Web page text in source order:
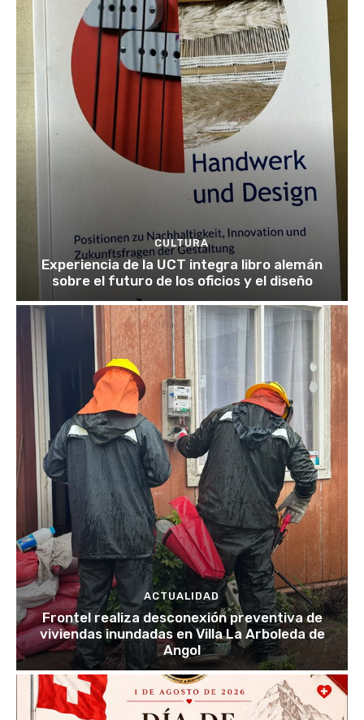
CULTURA
Experiencia de la UCT integra libro alemán
sobre el futuro de los oficios y el diseño
ACTUALIDAD
Frontel realiza desconexión preventiva de
viviendas inundadas en Villa La Arboleda de
Angol